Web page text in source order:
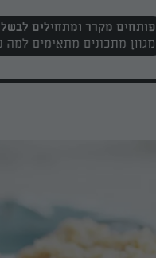
פותחים מקרר ומתחילים לבשל